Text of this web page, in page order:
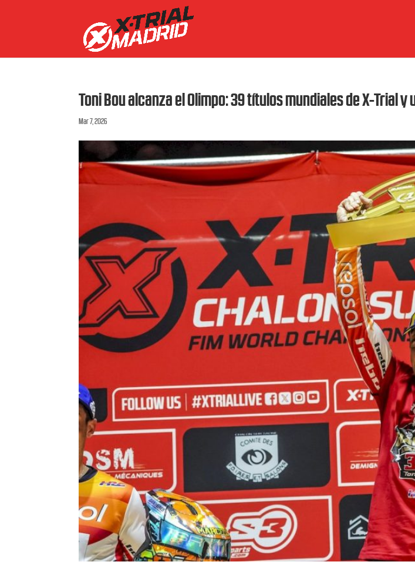
Toni Bou alcanza el Olimpo: 39 títulos mundiales de X-Trial
Mar 7, 2026